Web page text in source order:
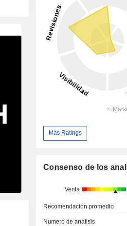
Más Ratings
Consenso de los
Venta
Recomendación promedio
Numero de análisis